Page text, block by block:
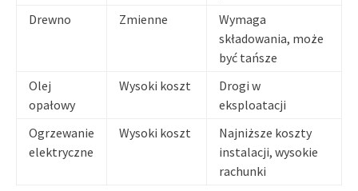
Drewno
Zmienne
Wymaga
składowania, może
być tańsze
Olej
opałowy
Wysoki koszt
Drogi w
eksploatacji
Ogrzewanie
elektryczne
Wysoki koszt
Najniższe koszty
instalacji, wysokie
rachunki